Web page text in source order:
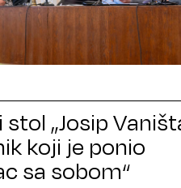
„Josip
koji je ponio
sa sobom“